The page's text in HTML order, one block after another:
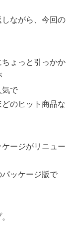
ながら、今回の
ちょっと引っかか
気で
のヒット商品な
ージがリニュー
ッケージ版で